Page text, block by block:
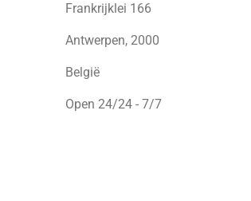
Frankrijklei 166
Antwerpen, 2000
België
Open 24/24 - 7/7